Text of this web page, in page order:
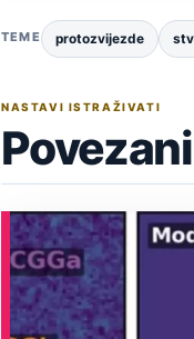
TEME protozvijezde
NASTAVI ISTRAŽIVATI